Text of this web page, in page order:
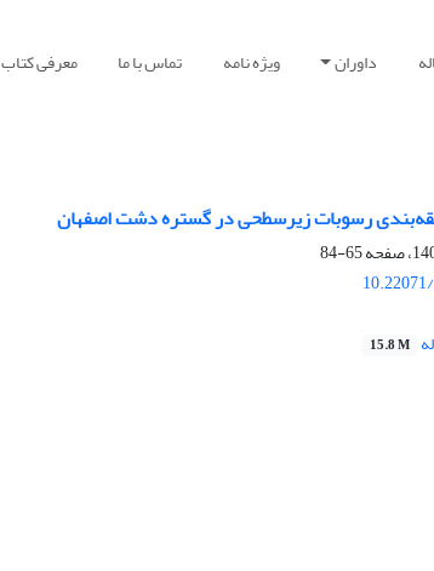
داوران ویژه نامه تماس با ما معرفی کتاب
رسوبات زیرسطحی در گستره دشت اصفهان
65-84
15.8 M